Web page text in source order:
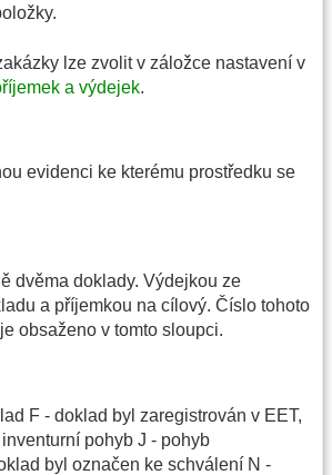
lze zvolit v záložce nastavení v
a výdejek.
evidenci ke kterému prostředku se
dvěma doklady. Výdejkou ze
a příjemkou na cílový. Číslo tohoto
obsaženo v tomto sloupci.
F - doklad byl zaregistrován v EET,
pohyb J - pohyb
byl označen ke schválení N -